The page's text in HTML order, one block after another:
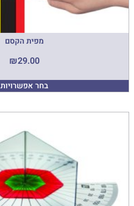
מפית הקסם
₪29.00
בחר אפשרויות